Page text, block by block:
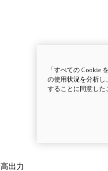
出力
「すべての Cookie
の使用状況を分析し
することに同意し